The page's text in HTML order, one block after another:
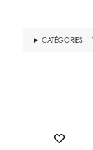
CATÉGORIES